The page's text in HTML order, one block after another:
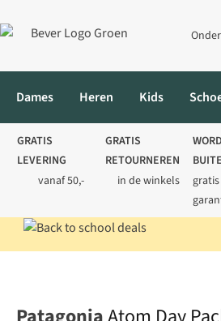
Dames Heren Kids
GRATIS
LEVERING
vanaf 50,-
GRATIS
RETOURNEREN
in de winkels
WORD